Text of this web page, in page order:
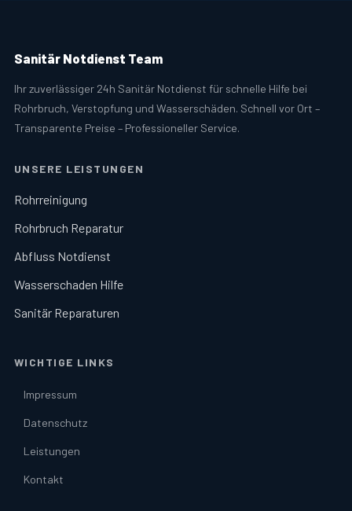
Sanitär Notdienst Team
Ihr zuverlässiger 24h Sanitär Notdienst für schnelle Hilfe bei
Rohrbruch, Verstopfung und Wasserschäden. Schnell vor Ort –
Transparente Preise – Professioneller Service.
UNSERE LEISTUNGEN
Rohrreinigung
Rohrbruch Reparatur
Abfluss Notdienst
Wasserschaden Hilfe
Sanitär Reparaturen
WICHTIGE LINKS
Impressum
Datenschutz
Leistungen
Kontakt